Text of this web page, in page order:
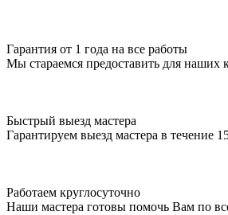
Гарантия от 1 года на все работы
Мы стараемся предоставить для наших
Быстрый выезд мастера
Гарантируем выезд мастера в течение
Работаем круглосуточно
Наши мастера готовы помочь Вам по